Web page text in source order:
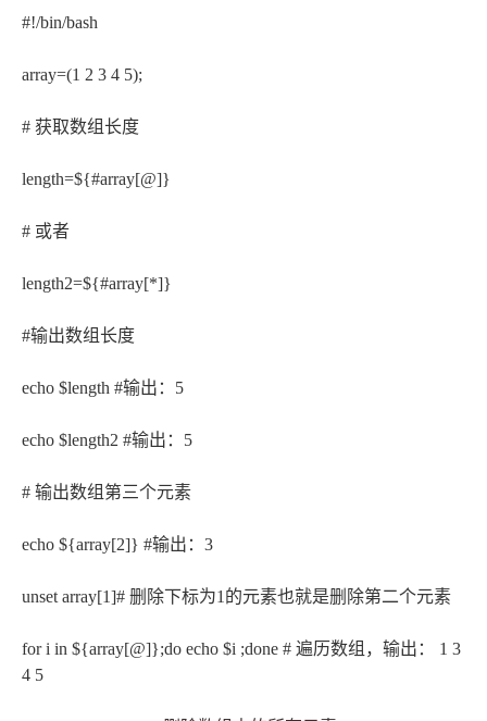
#!/bin/bash
array=(1 2 3 4 5);
# 获取数组长度
length=${#array[@]}
# 或者
length2=${#array[*]}
#输出数组长度
echo $length #输出：5
echo $length2 #输出：5
# 输出数组第三个元素
echo ${array[2]} #输出：3
unset array[1]# 删除下标为1的元素也就是删除第二个元素
for i in ${array[@]};do echo $i ;done # 遍历数组，输出： 1 3
4 5